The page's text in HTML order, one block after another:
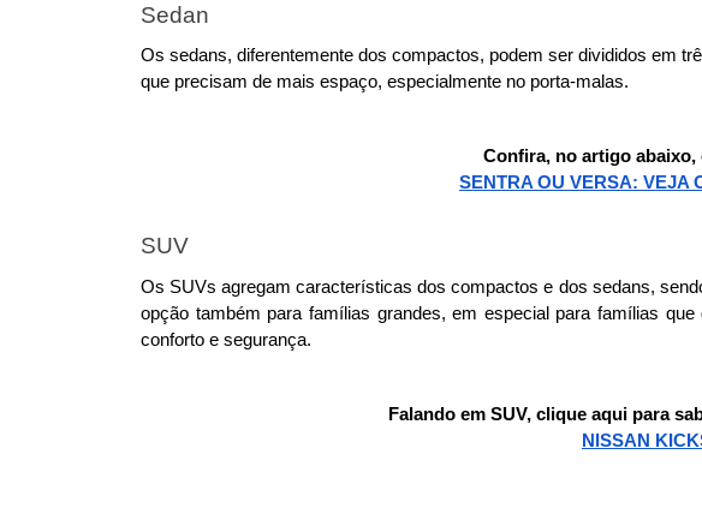
Sedan
Os sedans, diferentemente dos compactos, podem ser divididos em
que precisam de mais espaço, especialmente no porta-malas.
Confira, no artigo
SENTRA OU VERSA: VEJA
SUV
Os SUVs agregam características dos compactos e dos sedans,
opção também para famílias grandes, em especial para famílias
conforto e segurança.
Falando em SUV, clique aqui para
NISSAN